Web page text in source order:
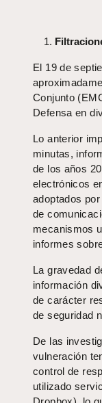
El 19 de
Conjunto
Defensa en
Lo anterior
minutas,
de los años
electrónicos
adoptados
de
mecanismos
informes
La gravedad
información
de carácter
de seguridad
De las
vulneración
control de
utilizado